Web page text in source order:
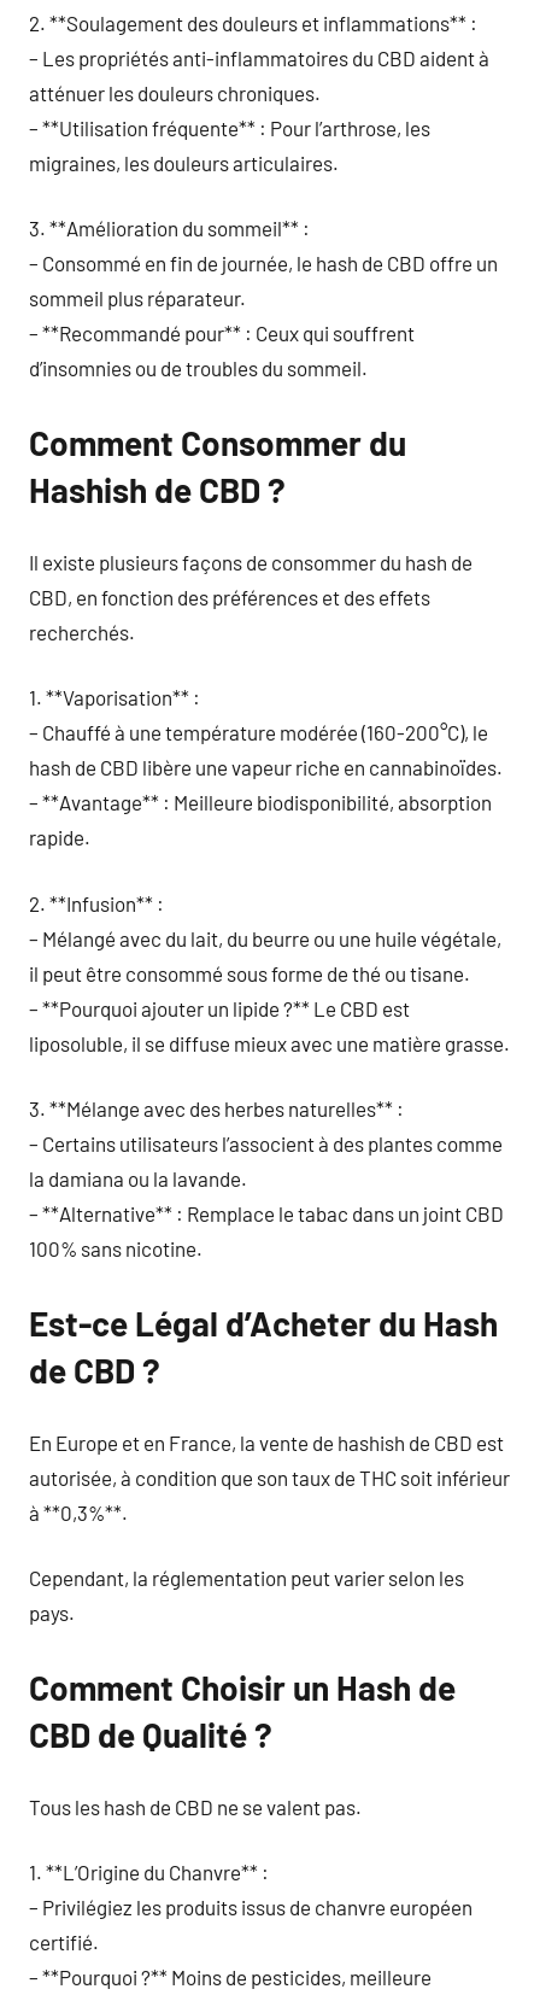
2. **Soulagement des douleurs et inflammations** :
– Les propriétés anti-inflammatoires du CBD aident à
atténuer les douleurs chroniques.
– **Utilisation fréquente** : Pour l’arthrose, les
migraines, les douleurs articulaires.
3. **Amélioration du sommeil** :
– Consommé en fin de journée, le hash de CBD offre un
sommeil plus réparateur.
– **Recommandé pour** : Ceux qui souffrent
d’insomnies ou de troubles du sommeil.
Comment Consommer du
Hashish de CBD ?
Il existe plusieurs façons de consommer du hash de
CBD, en fonction des préférences et des effets
recherchés.
1. **Vaporisation** :
– Chauffé à une température modérée (160-200°C), le
hash de CBD libère une vapeur riche en cannabinoïdes.
– **Avantage** : Meilleure biodisponibilité, absorption
rapide.
2. **Infusion** :
– Mélangé avec du lait, du beurre ou une huile végétale,
il peut être consommé sous forme de thé ou tisane.
– **Pourquoi ajouter un lipide ?** Le CBD est
liposoluble, il se diffuse mieux avec une matière grasse.
3. **Mélange avec des herbes naturelles** :
– Certains utilisateurs l’associent à des plantes comme
la damiana ou la lavande.
– **Alternative** : Remplace le tabac dans un joint CBD
100% sans nicotine.
Est-ce Légal d’Acheter du Hash
de CBD ?
En Europe et en France, la vente de hashish de CBD est
autorisée, à condition que son taux de THC soit inférieur
à **0,3%**.
Cependant, la réglementation peut varier selon les
pays.
Comment Choisir un Hash de
CBD de Qualité ?
Tous les hash de CBD ne se valent pas.
1. **L’Origine du Chanvre** :
– Privilégiez les produits issus de chanvre européen
certifié.
– **Pourquoi ?** Moins de pesticides, meilleure